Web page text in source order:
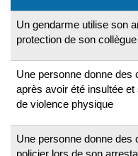
Un gendarme utilise son
protection de son
Une personne donne des
après avoir été insultée
de violence physique
Une personne donne des
policier lors de son